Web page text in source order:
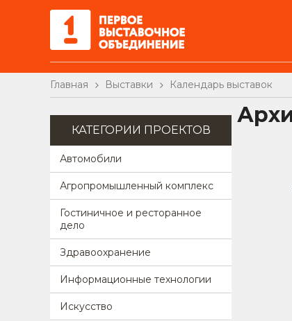
Главная Выставки Календарь выставок
КАТЕГОРИИ ПРОЕКТОВ
Автомобили
Агропромышленный комплекс
Гостиничное и ресторанное
дело
Здравоохранение
Информационные технологии
Искусство